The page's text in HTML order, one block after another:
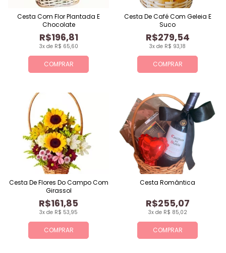
COMPRAR
3x de R$ 65,60
R$196,81
Cesta Com Flor Plantada E
Chocolate
COMPRAR
3x de R$ 93,18
R$279,54
Cesta De Café Com Geleia E
Suco
COMPRAR
3x de R$ 53,95
R$161,85
Cesta De Flores Do Campo Com
Girassol
COMPRAR
3x de R$ 85,02
R$255,07
Cesta Romântica